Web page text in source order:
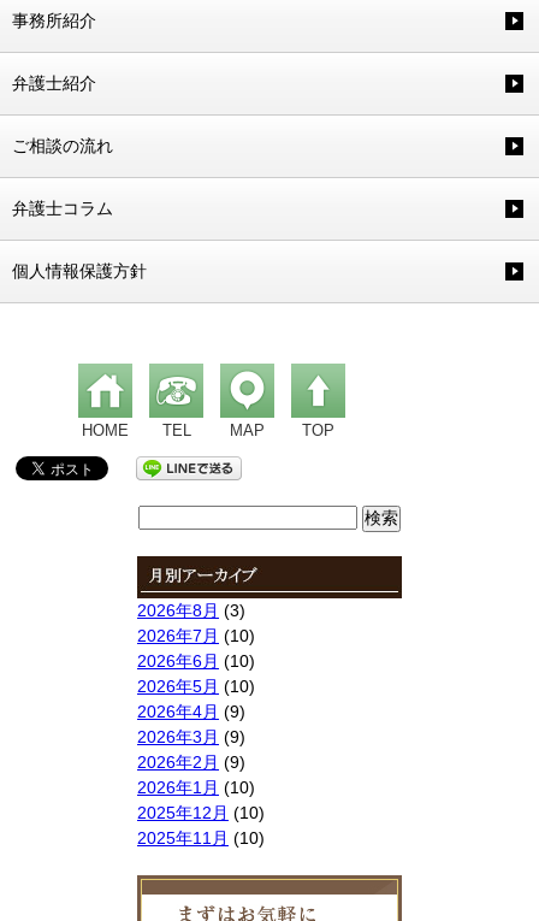
事務所紹介
弁護士紹介
ご相談の流れ
弁護士コラム
個人情報保護方針
HOME TEL MAP TOP
2026年8月 (3)
2026年7月 (10)
2026年6月 (10)
2026年5月 (10)
2026年4月 (9)
2026年3月 (9)
2026年2月 (9)
2026年1月 (10)
2025年12月 (10)
2025年11月 (10)
2025年8月(9)